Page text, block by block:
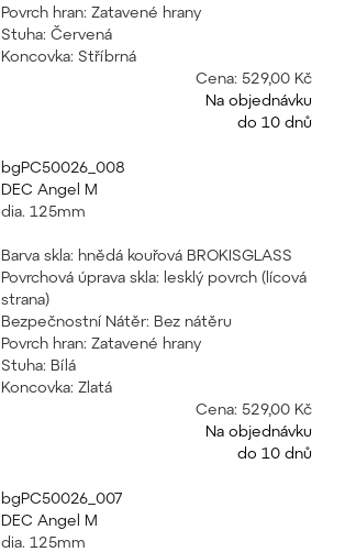
Povrch hran: Zatavené hrany
Stuha: Červená
Koncovka: Stříbrná
Cena: 529,00 Kč
Na objednávku
do 10 dnů
bgPC50026_008
DEC Angel M
dia. 125mm
Barva skla: hnědá kouřová BROKISGLASS
Povrchová úprava skla: lesklý povrch (lícová
strana)
Bezpečnostní Nátěr: Bez nátěru
Povrch hran: Zatavené hrany
Stuha: Bílá
Koncovka: Zlatá
Cena: 529,00 Kč
Na objednávku
do 10 dnů
bgPC50026_007
DEC Angel M
dia. 125mm